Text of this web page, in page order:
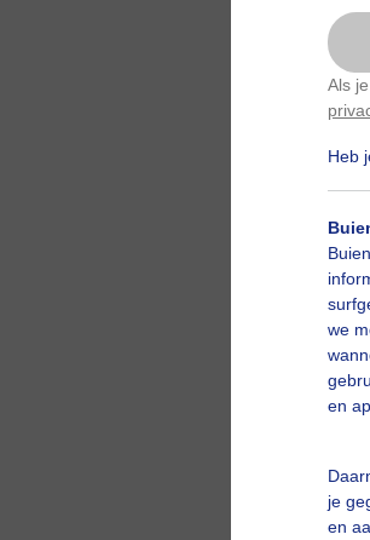
Als
Heb
we
en
je
en